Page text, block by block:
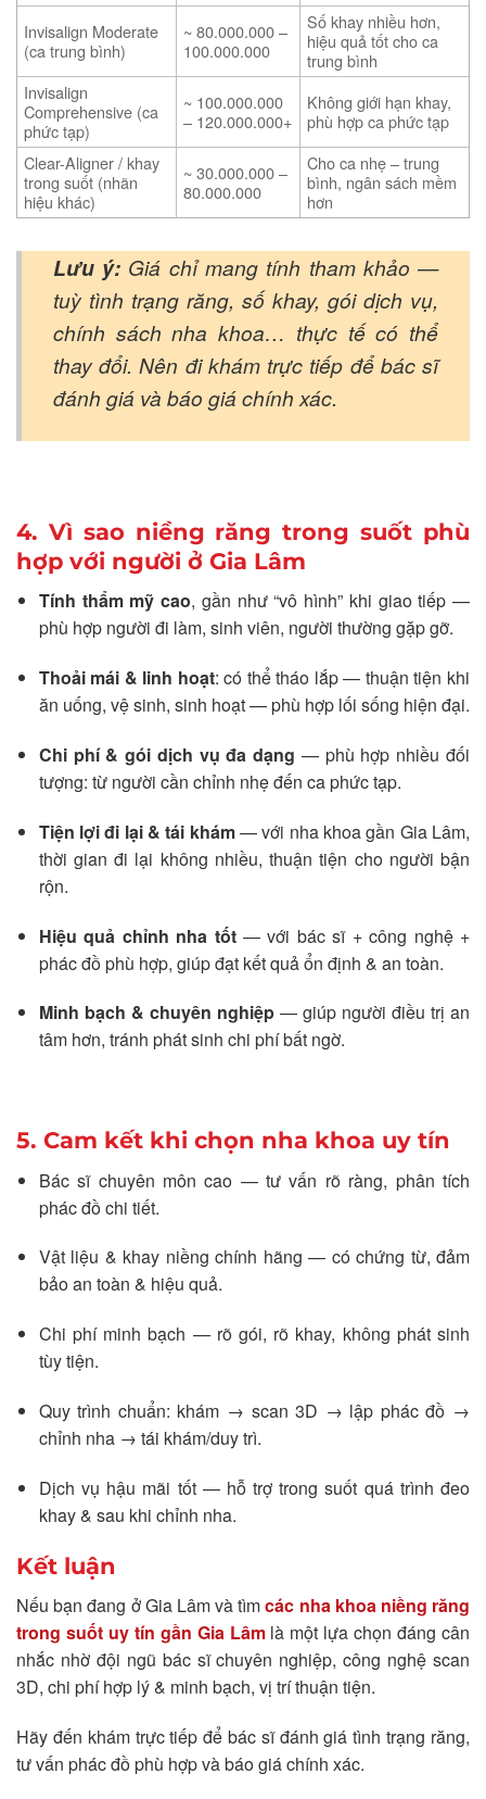
Invisalign Moderate
(ca trung bình)
~ 80.000.000 –
100.000.000
Số khay nhiều hơn,
hiệu quả tốt cho ca
trung bình
Invisalign
Comprehensive (ca
phức tạp)
~ 100.000.000
– 120.000.000+
Không giới hạn khay,
phù hợp ca phức tạp
Clear-Aligner / khay
trong suốt (nhãn
hiệu khác)
~ 30.000.000 –
80.000.000
Cho ca nhẹ – trung
bình, ngân sách mềm
hơn
Lưu ý: Giá chỉ mang tính tham khảo —
tuỳ tình trạng răng, số khay, gói dịch vụ,
chính sách nha khoa… thực tế có thể
thay đổi. Nên đi khám trực tiếp để bác sĩ
đánh giá và báo giá chính xác.
4. Vì sao niềng răng trong suốt phù
hợp với người ở Gia Lâm
Tính thẩm mỹ cao, gần như “vô hình” khi giao tiếp —
phù hợp người đi làm, sinh viên, người thường gặp gỡ.
Thoải mái & linh hoạt: có thể tháo lắp — thuận tiện khi
ăn uống, vệ sinh, sinh hoạt — phù hợp lối sống hiện đại.
Chi phí & gói dịch vụ đa dạng — phù hợp nhiều đối
tượng: từ người cần chỉnh nhẹ đến ca phức tạp.
Tiện lợi đi lại & tái khám— với nha khoa gần Gia Lâm,
thời gian đi lại không nhiều, thuận tiện cho người bận
rộn.
Hiệu quả chỉnh nha tốt— với bác sĩ + công nghệ +
phác đồ phù hợp, giúp đạt kết quả ổn định & an toàn.
Minh bạch & chuyên nghiệp— giúp người điều trị an
tâm hơn, tránh phát sinh chi phí bất ngờ.
5. Cam kết khi chọn nha khoa uy tín
Bác sĩ chuyên môn cao — tư vấn rõ ràng, phân tích
phác đồ chi tiết.
Vật liệu & khay niềng chính hãng — có chứng từ, đảm
bảo an toàn & hiệu quả.
Chi phí minh bạch — rõ gói, rõ khay, không phát sinh
tùy tiện.
Quy trình chuẩn: khám → scan 3D → lập phác đồ →
chỉnh nha → tái khám/duy trì.
Dịch vụ hậu mãi tốt — hỗ trợ trong suốt quá trình đeo
khay & sau khi chỉnh nha.
Kết luận
Nếu bạn đang ở Gia Lâm và tìmcác nha khoa niềng răng
trong suốt uy tín gần Gia Lâmlà một lựa chọn đáng cân
nhắc nhờ đội ngũ bác sĩ chuyên nghiệp, công nghệ scan
3D, chi phí hợp lý & minh bạch, vị trí thuận tiện.
Hãy đến khám trực tiếp để bác sĩ đánh giá tình trạng răng,
tư vấn phác đồ phù hợp và báo giá chính xác.